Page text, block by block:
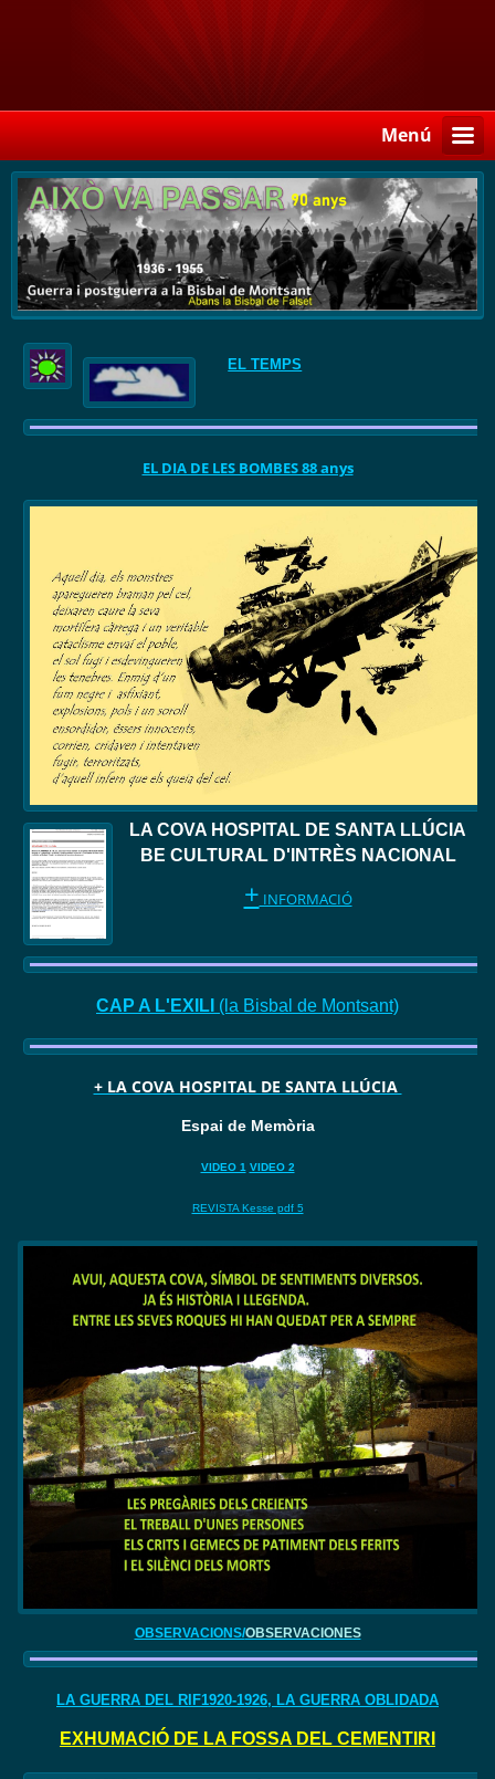
Menú
EL TEMPS
EL DIA DE LES BOMBES 88 anys
LA COVA HOSPITAL DE SANTA LLÚCIA
BE CULTURAL D'INTRÈS NACIONAL
+ INFORMACIÓ
CAP A L'EXILI (la Bisbal de Montsant)
+ LA COVA HOSPITAL DE SANTA LLÚCIA
Espai de Memòria
VIDEO 1 VIDEO 2
REVISTA Kesse pdf 5
OBSERVACIONS/OBSERVACIONES
LA GUERRA DEL RIF1920-1926, LA GUERRA OBLIDADA
EXHUMACIÓ DE LA FOSSA DEL CEMENTIRI